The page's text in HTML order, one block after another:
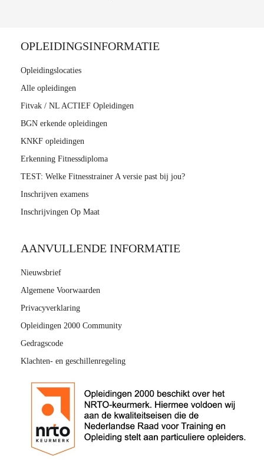
OPLEIDINGSINFORMATIE
Opleidingslocaties
Alle opleidingen
Fitvak / NL ACTIEF Opleidingen
BGN erkende opleidingen
KNKF opleidingen
Erkenning Fitnessdiploma
TEST: Welke Fitnesstrainer A versie past bij jou?
Inschrijven examens
Inschrijvingen Op Maat
AANVULLENDE INFORMATIE
Nieuwsbrief
Algemene Voorwaarden
Privacyverklaring
Opleidingen 2000 Community
Gedragscode
Klachten- en geschillenregeling